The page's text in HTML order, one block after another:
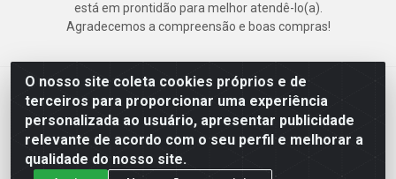
O nosso site coleta cookies próprios e de
terceiros para proporcionar uma experiência
personalizada ao usuário, apresentar publicidade
relevante de acordo com o seu perfil e melhorar a
qualidade do nosso site.
está em prontidão para melhor atendê-lo(a).
Agradecemos a compreensão e boas compras!
Deskontão Atacado - Av. Marechal Mascarenhas de Morais, 2471 -
Imbiribeira - Recife/PE - CEP 51.150-001 - CNPJ 24.150.377/0003-
57